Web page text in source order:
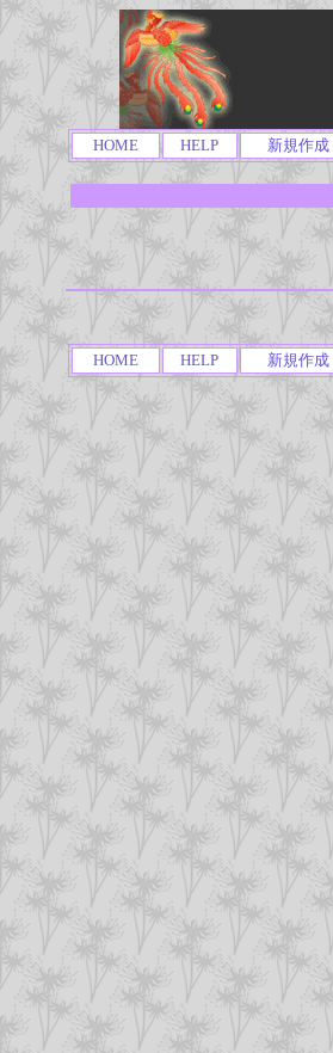
HOME HELP 新規作成
HOME HELP 新規作成